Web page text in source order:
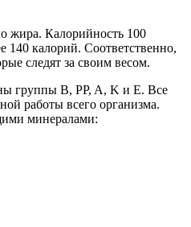
жира. Калорийность 100
140 калорий. Соответственно,
следят за своим весом.
группы B, PP, A, K и E. Все
работы всего организма.
минералами: